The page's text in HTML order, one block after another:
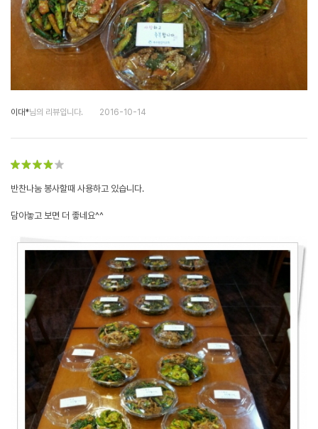
이대*님의 리뷰입니다. 2016-10-14
반찬나눔 봉사할때 사용하고 있습니다.
담아놓고 보면 더 좋네요^^